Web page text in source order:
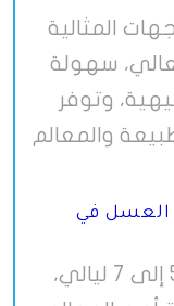
المثالية
سهولة
وتوفر
والمعالم
العسل في
المدة المناسبة تتراوح بين 5 إلى 7 ليالي،